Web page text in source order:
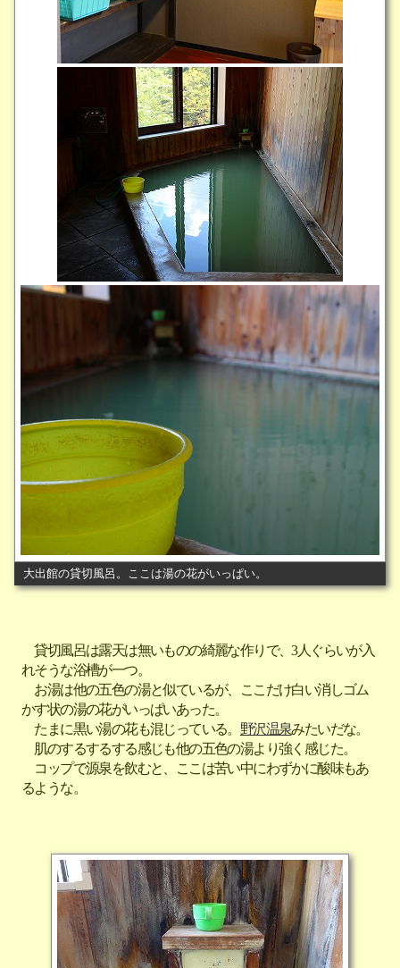
大出館の貸切風呂。ここは湯の花がいっぱい。
貸切風呂は露天は無いものの綺麗な作りで、3人ぐらいが入
れそうな浴槽が一つ。
お湯は他の五色の湯と似ているが、ここだけ白い消しゴム
かす状の湯の花がいっぱいあった。
たまに黒い湯の花も混じっている。 野沢温泉みたいだな。
肌のするするする感じも他の五色の湯より強く感じた。
コップで源泉を飲むと、ここは苦い中にわずかに酸味もあ
るような。